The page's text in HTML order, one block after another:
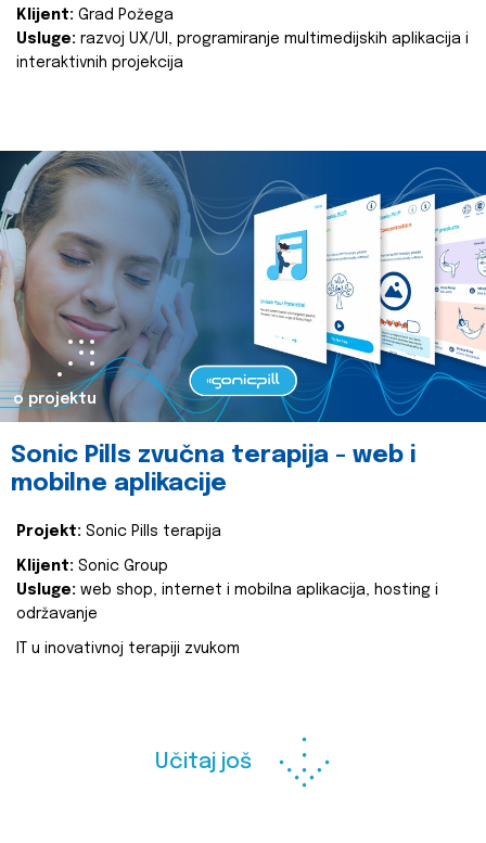
Klijent: Grad Požega
Usluge: razvoj UX/UI, programiranje multimedijskih aplikacija i
interaktivnih projekcija
o projektu
Sonic Pills zvučna terapija - web i
mobilne aplikacije
Projekt: Sonic Pills terapija
Klijent: Sonic Group
Usluge: web shop, internet i mobilna aplikacija, hosting i
održavanje
IT u inovativnoj terapiji zvukom
Učitaj još